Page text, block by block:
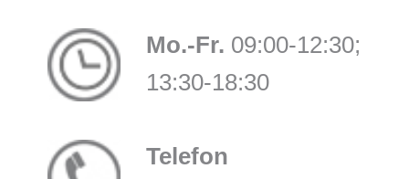
Mo.-Fr. 09:00-12:30;
13:30-18:30
Telefon